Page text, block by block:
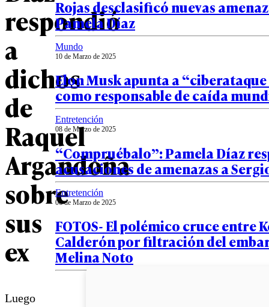
respondió
a
dichos
de
Raquel
Argandoña
sobre
sus
ex
Luego
Rojas desclasificó nuevas
Pamela Díaz
Mundo
10 de Marzo de 2025
Elon Musk apunta a
como responsable de caída
Entretención
08 de Marzo de 2025
“Compruébalo”: Pamela Díaz
acusaciones de amenazas a
Entretención
06 de Marzo de 2025
FOTOS- El polémico cruce entre
Calderón por filtración del
Melina Noto